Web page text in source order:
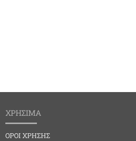
ΧΡΗΣΙΜΑ
ΟΡΟΙ ΧΡΗΣΗΣ